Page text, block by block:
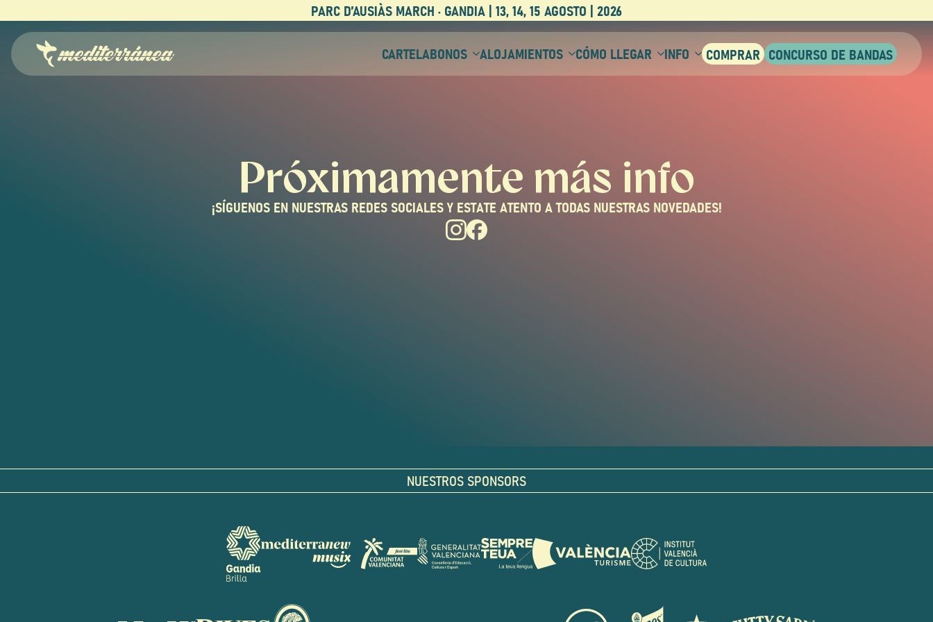
PARC D’AUSIÀS MARCH · GANDIA | 13, 14, 15 AGOSTO | 2026
CARTELABONOS ALOJAMIENTOS CÓMO LLEGAR INFO
Próximamente más info
¡SÍGUENOS EN NUESTRAS REDES SOCIALES Y ESTATE ATENTO A TODAS NUESTRAS NOVEDADES!
NUESTROS SPONSORS